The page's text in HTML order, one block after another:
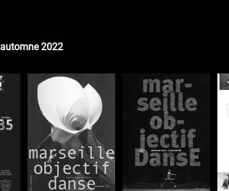
automne 2022